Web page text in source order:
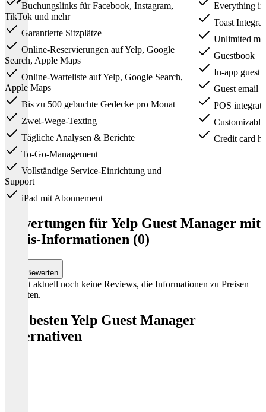
Buchungslinks für Facebook, Instagram,
TikTok und mehr
Garantierte Sitzplätze
Online-Reservierungen auf Yelp, Google
Search, Apple Maps
Online-Warteliste auf Yelp, Google Search,
Apple Maps
Bis zu 500 gebuchte Gedecke pro Monat
Zwei-Wege-Texting
Tägliche Analysen & Berichte
To-Go-Management
Vollständige Service-Einrichtung und
Support
iPad mit Abonnement
Everything
Toast
Unlimited
Guestbook
In-app guest
Guest email
POS
Credit card
Bewertungen für Yelp Guest Manager mit
Preis-Informationen (0)
Bewerten
Es gibt aktuell noch keine Reviews, die Informationen zu Preisen
enthalten.
Die besten Yelp Guest Manager
Alternativen